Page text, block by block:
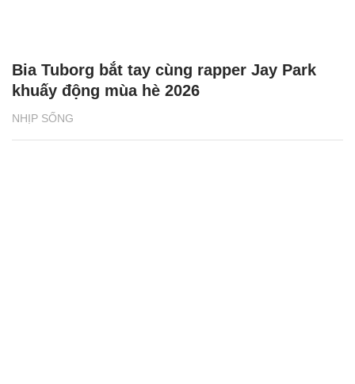
NHỊP SỐNG
Bia Tuborg bắt tay cùng rapper Jay Park
khuấy động mùa hè 2026